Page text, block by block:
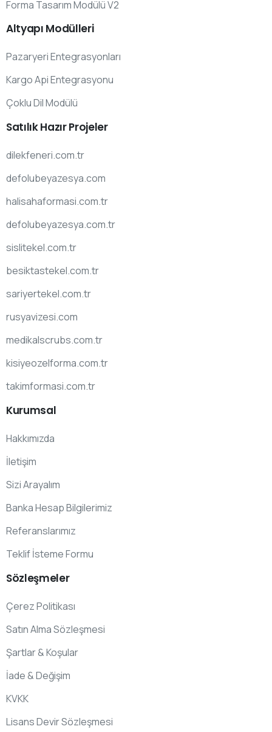
Forma Tasarım Modülü V2
Altyapı Modülleri
Pazaryeri Entegrasyonları
Kargo Api Entegrasyonu
Çoklu Dil Modülü
SatılıkHazırProjeler
dilekfeneri.com.tr
defolubeyazesya.com
halisahaformasi.com.tr
defolubeyazesya.com.tr
sislitekel.com.tr
besiktastekel.com.tr
sariyertekel.com.tr
rusyavizesi.com
medikalscrubs.com.tr
kisiyeozelforma.com.tr
takimformasi.com.tr
Kurumsal
Hakkımızda
İletişim
Sizi Arayalım
Banka Hesap Bilgilerimiz
Referanslarımız
Teklif İsteme Formu
Sözleşmeler
Çerez Politikası
Satın Alma Sözleşmesi
Şartlar & Koşular
İade & Değişim
KVKK
Lisans Devir Sözleşmesi